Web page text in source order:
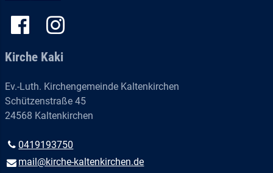
Kirche Kaki
Ev.-Luth. Kirchengemeinde Kaltenkirchen
Schützenstraße 45
24568 Kaltenkirchen
0419193750
mail@​kirche-kaltenkirchen.​de